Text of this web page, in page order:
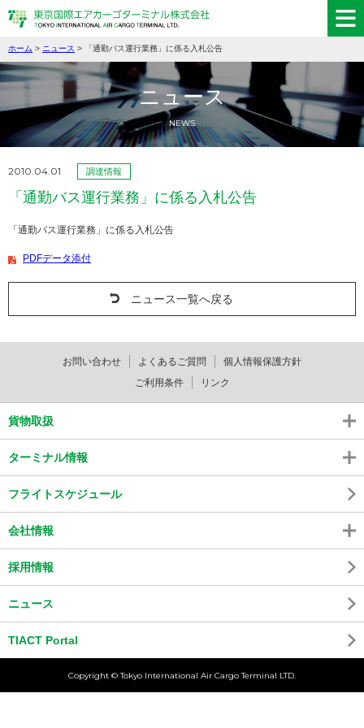
ホーム > ニュース > 「通勤バス運行業務」に係る入札公告
ニュース
NEWS
2010.04.01 調達情報
「通勤バス運行業務」に係る入札公告
「通勤バス運行業務」に係る入札公告
PDFデータ添付
ニュース一覧へ戻る
お問い合わせ よくあるご質問
個人情報保護方針
ご利用条件
リンク
貨物取扱
ターミナル情報
フライトスケジュール
会社情報
採用情報
ニュース
TIACT Portal
Copyright © Tokyo International Air Cargo Terminal LTD.